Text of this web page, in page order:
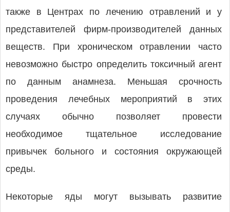
также в Центрах по лечению отравлений и у
представителей фирм-производителей данных
веществ. При хроническом отравлении часто
невозможно быстро определить токсичный агент
по данным анамнеза. Меньшая срочность
проведения лечебных мероприятий в этих
случаях обычно позволяет провести
необходимое тщательное исследование
привычек больного и состояния окружающей
среды.
Некоторые яды могут вызывать развитие